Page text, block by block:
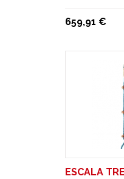
659,91 €
ESCALA